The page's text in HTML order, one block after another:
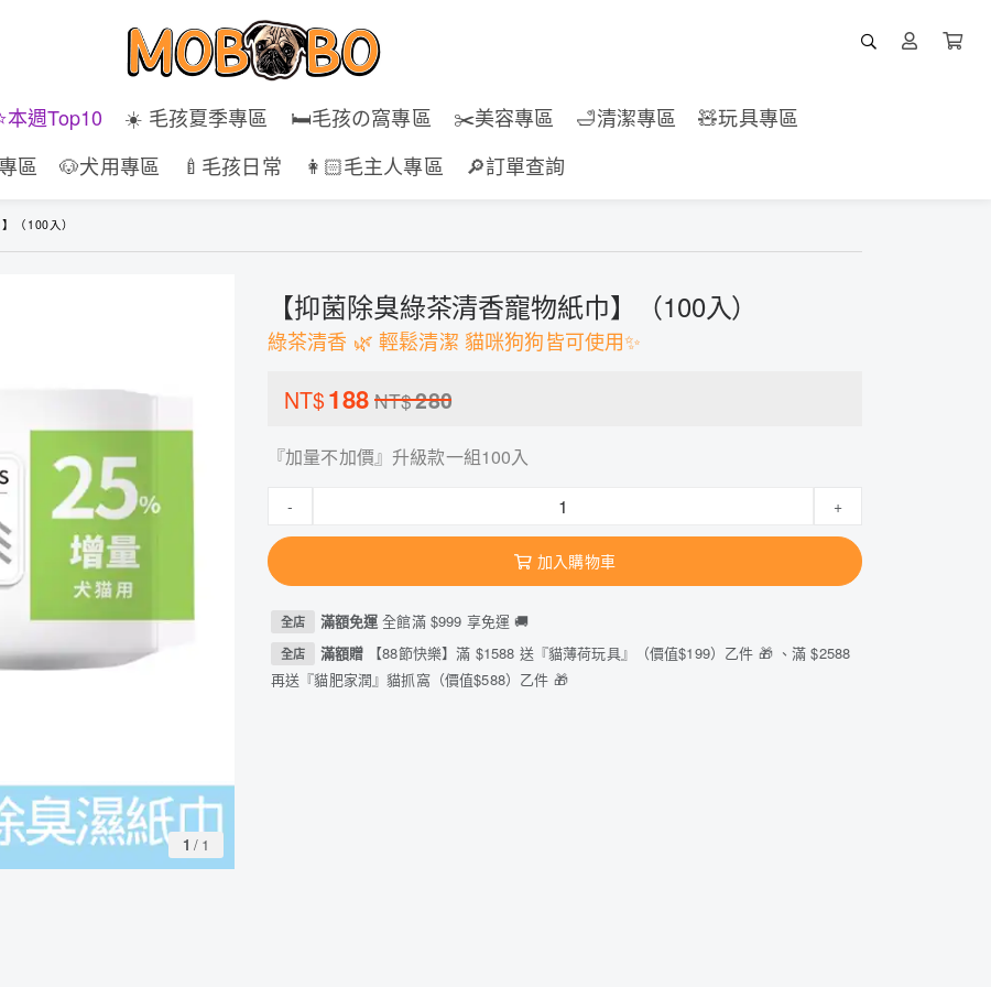
本週Top10 ☀️ 毛孩夏季專區 🛏️毛孩の窩專區 ✂️美容專區 🛁清潔專區
🧸玩具專區
區
🐶犬用專區 🍼毛孩日常 👩🏻毛主人專區 🔎訂單查詢
（100入）
1 / 1
【抑菌除臭綠茶清香寵物紙巾】（100入）
綠茶清香 🌿 輕鬆清潔 貓咪狗狗皆可使用✨
NT$188 NT$280
『加量不加價』升級款一組100入
- +
加入購物車
全店 滿額免運全館滿 $999 享免運 🚚
全店 滿額贈
【88節快樂】滿 $1588 送『貓薄荷玩具』（價值$199）乙件 🎁 、滿 $2588
再送『貓肥家潤』貓抓窩（價值$588）乙件 🎁